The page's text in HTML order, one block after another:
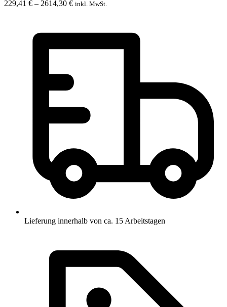
229,41 € – 2614,30 €Preisspanne:
inkl. MwSt.
Lieferung innerhalb von ca. 15 Arbeitstagen